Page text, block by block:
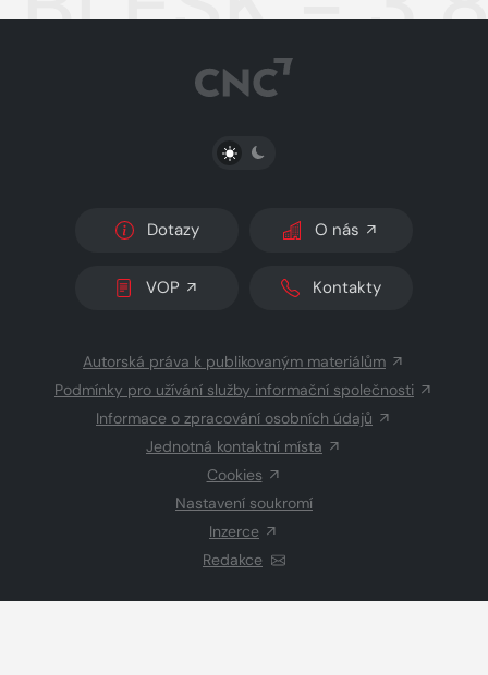
PŘEPNOUT SVĚTLÝ/TMAVÝ REŽIM
Dotazy O nás
VOP Kontakty
Autorská práva k publikovaným materiálům
Podmínky pro užívání služby informační společnosti
Informace o zpracování osobních údajů
Jednotná kontaktní místa
Cookies
Nastavení soukromí
Inzerce
Redakce